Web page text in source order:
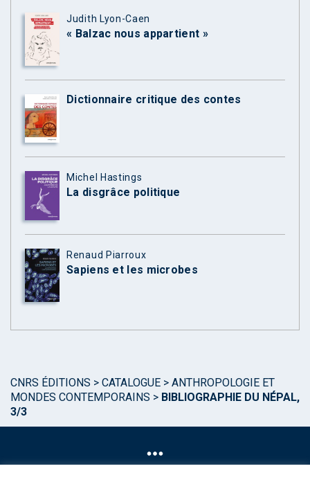
Judith Lyon-Caen
« Balzac nous appartient »
Dictionnaire critique des contes
Michel Hastings
La disgrâce politique
Renaud Piarroux
Sapiens et les microbes
CNRS ÉDITIONS > CATALOGUE > ANTHROPOLOGIE ET
MONDES CONTEMPORAINS > BIBLIOGRAPHIE DU NÉPAL,
3/3